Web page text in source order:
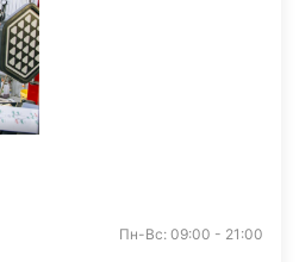
Пн-Вс: 09:00 - 21:00